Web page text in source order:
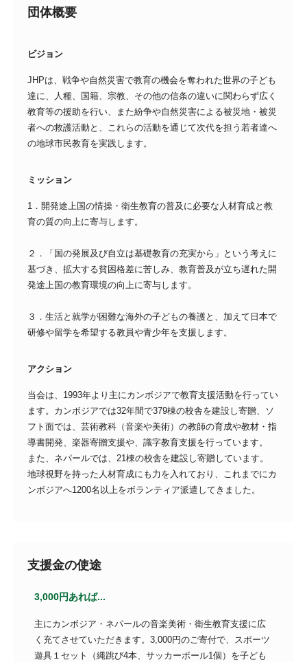
団体概要
ビジョン
JHPは、戦争や自然災害で教育の機会を奪われた世界の子ども
達に、人種、国籍、宗教、その他の信条の違いに関わらず広く
教育等の援助を行い、また紛争や自然災害による被災地・被災
者への救護活動と、これらの活動を通じて次代を担う若者達へ
の地球市民教育を実践します。
ミッション
1．開発途上国の情操・衛生教育の普及に必要な人材育成と教
育の質の向上に寄与します。
２．「国の発展及び自立は基礎教育の充実から」という考えに
基づき、拡大する貧困格差に苦しみ、教育普及が立ち遅れた開
発途上国の教育環境の向上に寄与します。
３．生活と就学が困難な海外の子どもの養護と、加えて日本で
研修や留学を希望する教員や青少年を支援します。
アクション
当会は、1993年より主にカンボジアで教育支援活動を行ってい
ます。カンボジアでは32年間で379棟の校舎を建設し寄贈、ソ
フト面では、芸術教科（音楽や美術）の教師の育成や教材・指
導書開発、楽器寄贈支援や、識字教育支援を行っています。
また、ネパールでは、21棟の校舎を建設し寄贈しています。
地球視野を持った人材育成にも力を入れており、これまでにカ
ンボジアへ1200名以上をボランティア派遣してきました。
支援金の使途
3,000円あれば...
主にカンボジア・ネパールの音楽美術・衛生教育支援に広
く充てさせていただきます。3,000円のご寄付で、スポーツ
遊具１セット（縄跳び4本、サッカーボール1個）を子ども